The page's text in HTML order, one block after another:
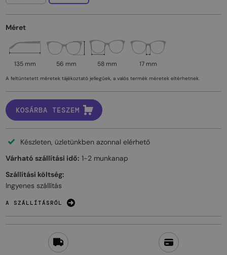
Méret
135 mm 56 mm 58 mm 17 mm
A feltüntetett méretek tájékoztató jellegűek, a valós termék méretek eltérhetnek.
KOSÁRBA TESZEM
Készleten, üzletünkben azonnal elérhető
Várható szállítási idő: 1-2 munkanap
Szállítási költség:
Ingyenes szállítás
A SZÁLLÍTÁSRÓL